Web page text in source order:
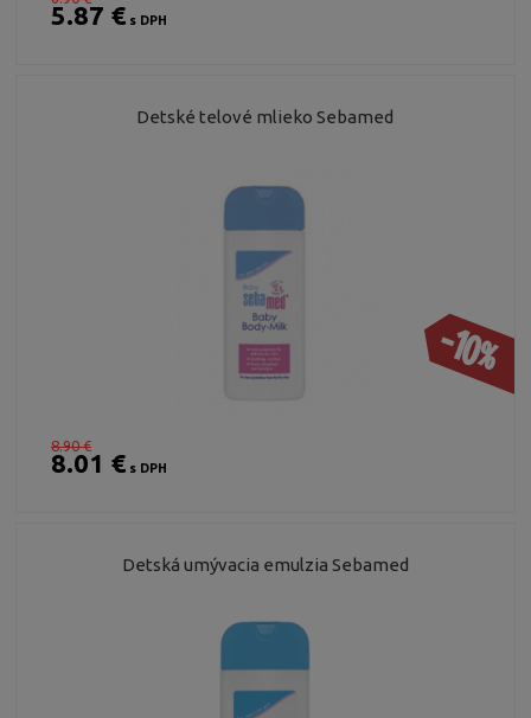
5.87 €s DPH
-10%
Detské telové mlieko Sebamed
8.90 €
8.01 €s DPH
Detská umývacia emulzia Sebamed